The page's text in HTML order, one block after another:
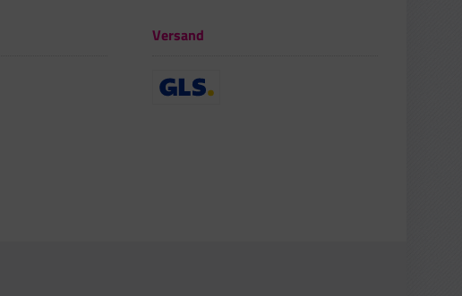
Versand